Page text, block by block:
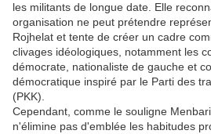
les militants de longue date. Elle
organisation ne peut prétendre
Rojhelat et tente de créer un cadre
clivages idéologiques, notamment les
démocrate, nationaliste de gauche et
démocratique inspiré par le Parti des
(PKK).
Cependant, comme le souligne
n'élimine pas d'emblée les habitudes